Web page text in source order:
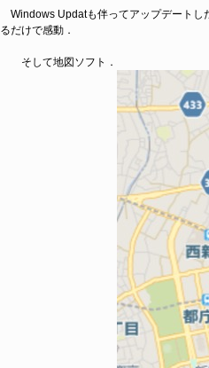
Windows Updatも伴ってアップデートし
るだけで感動．
そして地図ソフト．